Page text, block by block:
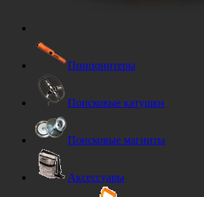
Пинпоинтеры
Поисковые катушки
Поисковые магниты
Аксессуары